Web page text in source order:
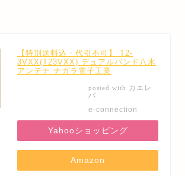
【特別送料込・代引不可】 T2-
3VXX(T23VXX) デュアルバンド八木
アンテナ ナガラ電子工業
posted with カエレ
バ
e-connection
Yahooショッピング
Amazon